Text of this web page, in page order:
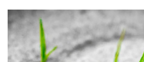
l
s